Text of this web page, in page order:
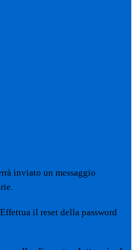
inviato un messaggio
il reset della password